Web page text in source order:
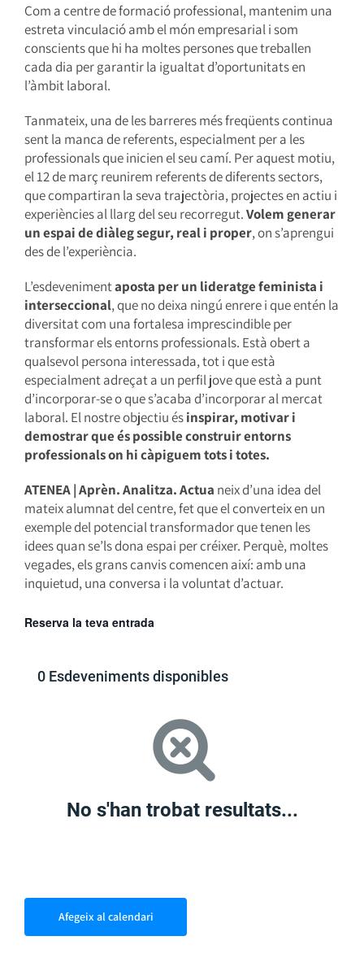
Com a centre de formació professional, mantenim una
estreta vinculació amb el món empresarial i som
conscients que hi ha moltes persones que treballen
cada dia per garantir la igualtat d’oportunitats en
l’àmbit laboral.
Tanmateix, una de les barreres més freqüents continua
sent la manca de referents, especialment per a les
professionals que inicien el seu camí. Per aquest motiu,
el 12 de març reunirem referents de diferents sectors,
que compartiran la seva trajectòria, projectes en actiu i
experiències al llarg del seu recorregut.Volem generar
un espai de diàleg segur, real i proper, on s’aprengui
des de l’experiència.
L’esdevenimentaposta per un lideratge feminista i
interseccional, que no deixa ningú enrere i que entén la
diversitat com una fortalesa imprescindible per
transformar els entorns professionals. Està obert a
qualsevol persona interessada, tot i que està
especialment adreçat a un perfil jove que està a punt
d’incorporar-se o que s’acaba d’incorporar al mercat
laboral. El nostre objectiu ésinspirar, motivar i
demostrar que és possible construir entorns
professionals on hi càpiguem tots i totes.
ATENEA | Aprèn. Analitza. Actua neix d’una idea del
mateix alumnat del centre, fet que el converteix en un
exemple del potencial transformador que tenen les
idees quan se’ls dona espai per créixer. Perquè, moltes
vegades, els grans canvis comencen així: amb una
inquietud, una conversa i la voluntat d’actuar.
Reserva la teva entrada
0 Esdeveniments disponibles
No s'han trobat resultats...
Afegeix al calendari